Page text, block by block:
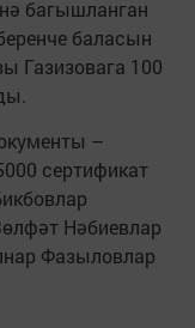
багышланган
баласын
Газизовага 100
–
сертификат
Нәбиевлар
Фазыловлар